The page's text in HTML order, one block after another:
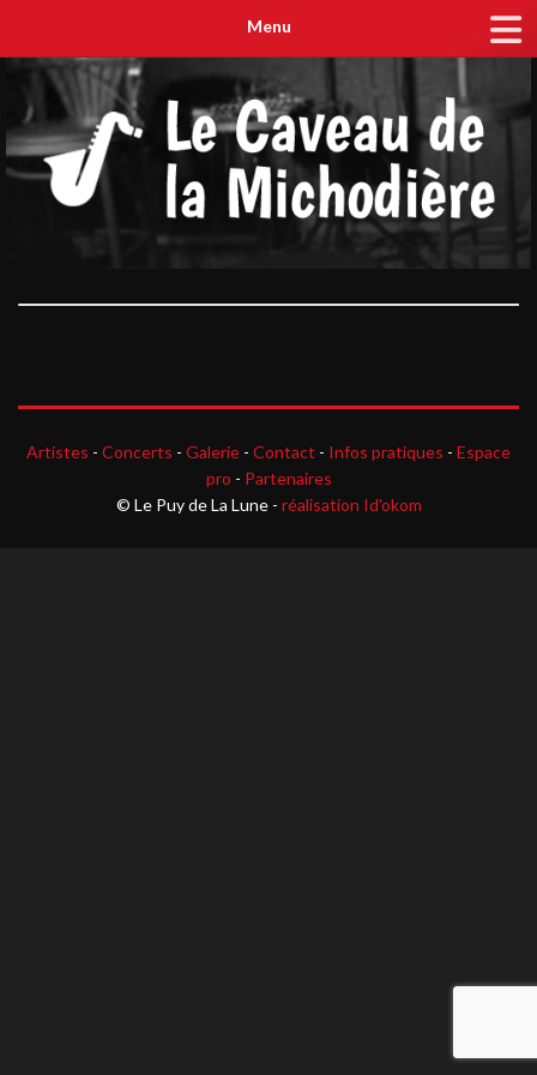
Menu
Artistes - Concerts - Galerie - Contact - Infos pratiques - Espace
pro - Partenaires
© Le Puy de La Lune - réalisation Id'okom